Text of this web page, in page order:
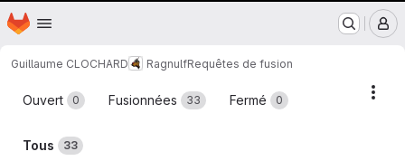
Passer au contenu principal
Page d'accueil
Guillaume CLOCHARD RagnulfRequêtes de fusion
Requêtes de fusion
Ouvert 0 Fusionnées 33 Fermé 0
Tous 33